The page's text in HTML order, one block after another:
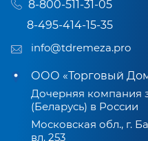
8-800-511-31-05
8-495-414-15-35
info@tdremeza.pro
ООО «Торговый
Дочерняя компания
(Беларусь) в России
Московская обл., г.
вл. 253